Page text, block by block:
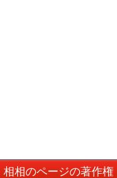
相相のページの著作権